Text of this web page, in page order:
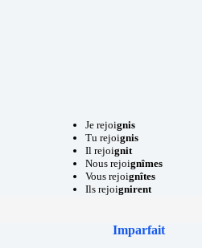
Je rejoignis
Tu rejoignis
Il rejoignit
Nous rejoignîmes
Vous rejoignîtes
Ils rejoignirent
Imparfait